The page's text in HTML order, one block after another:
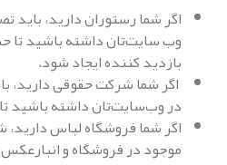
شما رستوران دارید، باید تصاویری
سایت‌تان داشته باشید تا حس
کننده ایجاد شود.
شما شرکت حقوقی دارید، باید عکس
وب‌‌سایت‌تان داشته باشید تا حس
شما فروشگاه لباس دارید، شما
در فروشگاه و انبارعکس